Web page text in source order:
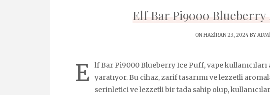
Elf Bar Pi9000 Blueberry
ON HAZIRAN 23, 2024 BY
E lf Bar Pi9000 Blueberry Ice Puff, vape
yaratıyor. Bu cihaz, zarif tasarımı ve lezzetli
serinletici ve lezzetli bir tada sahip olup,